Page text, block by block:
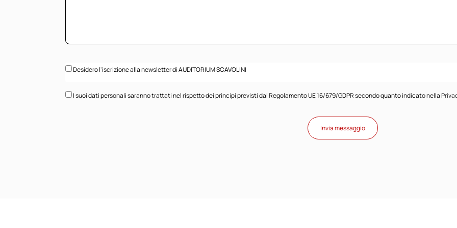
Desidero l'iscrizione alla newsletter di AUDITORIUM SCAVOLINI
I suoi dati personali saranno trattati nel rispetto dei principi previsti dal Regolamento UE 16/679/GDPR secondo quanto indicato nella